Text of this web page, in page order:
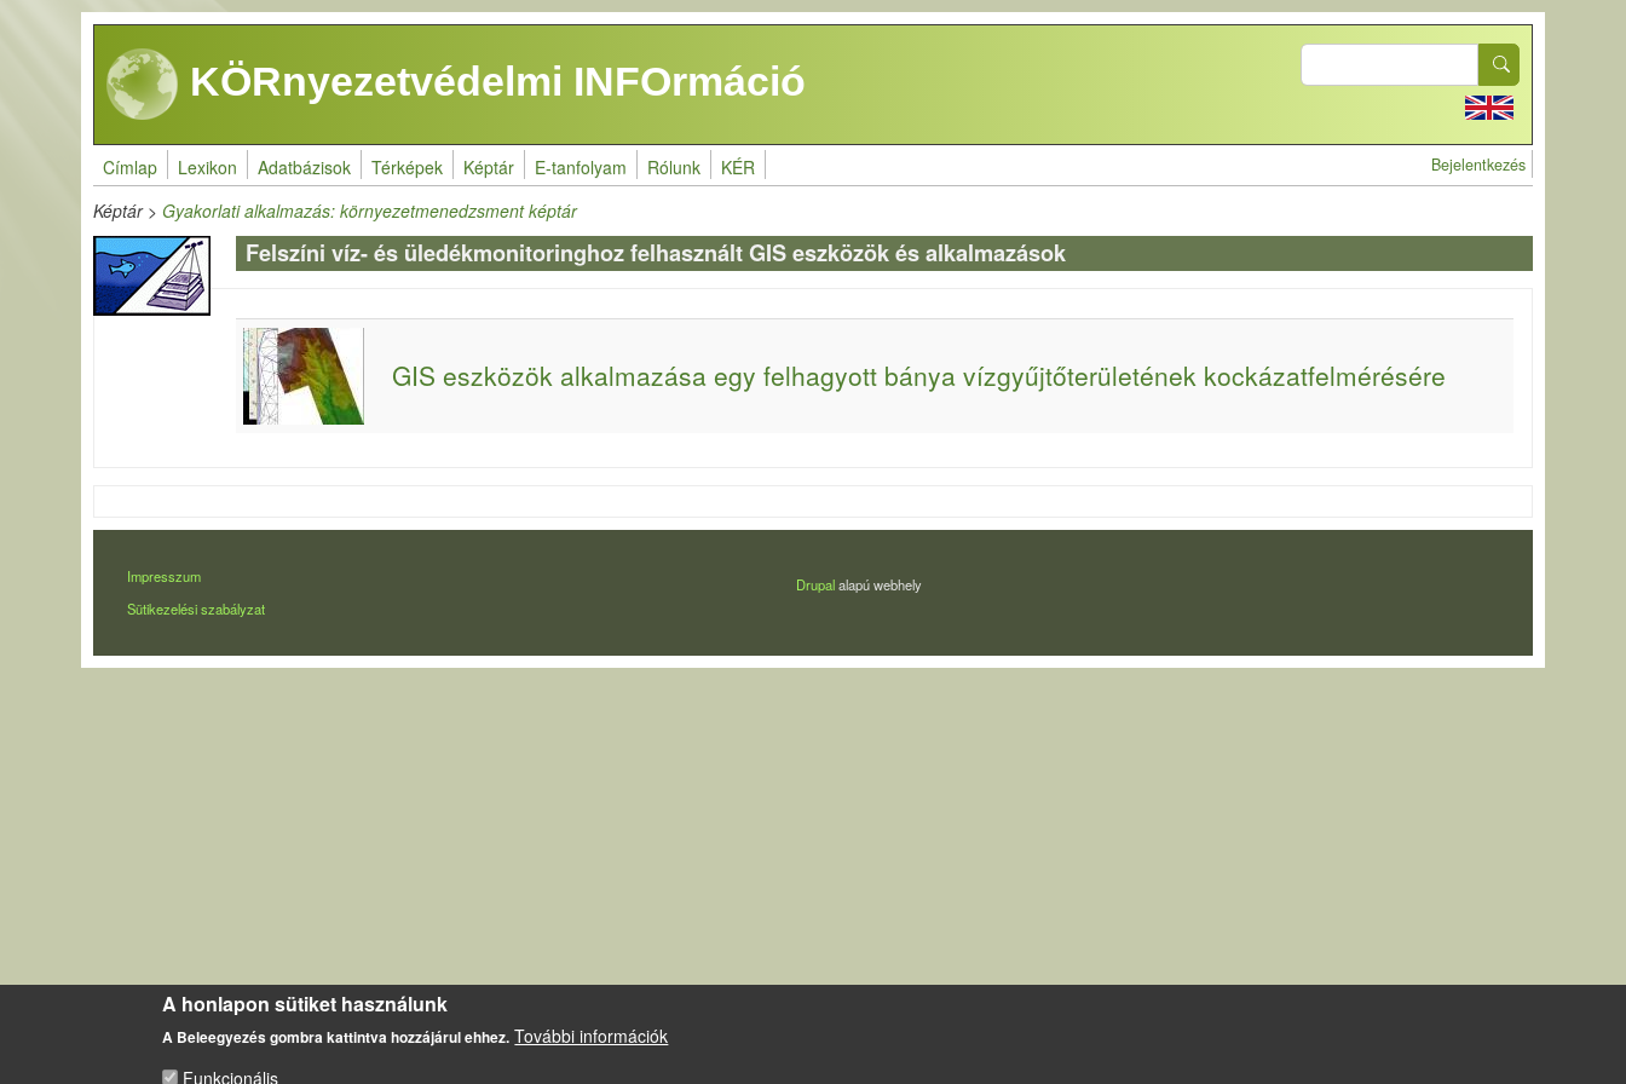
Ugrás a tartalomra
KÖRnyezetvédelmi INFOrmáció
Search
Címlap Lexikon Adatbázisok Térképek Képtár E-tanfolyam Rólunk KÉR User account
Bejelentkezés
Képtár>Gyakorlati alkalmazás: környezetmenedzsment képtár
Felszíni víz- és üledékmonitoringhoz felhasznált GIS eszközök és alkalmazások
GIS eszközök alkalmazása egy felhagyott bánya vízgyűjtőterületének kockázatfelmérésére
LÁBLÉC
Impresszum
Sütikezelési szabályzat
Drupalalapú webhely
A honlapon sütiket használunk
A Beleegyezés gombra kattintva hozzájárul ehhez. További információk
Funkcionális